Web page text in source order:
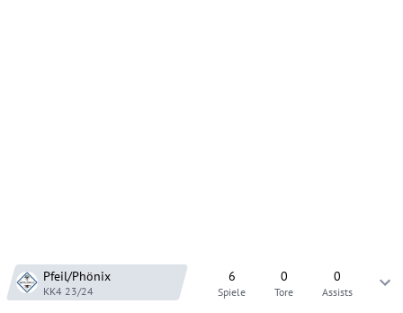
Pfeil/Phönix
KK4 23/24
6
Spiele
0
Tore
0
Assists